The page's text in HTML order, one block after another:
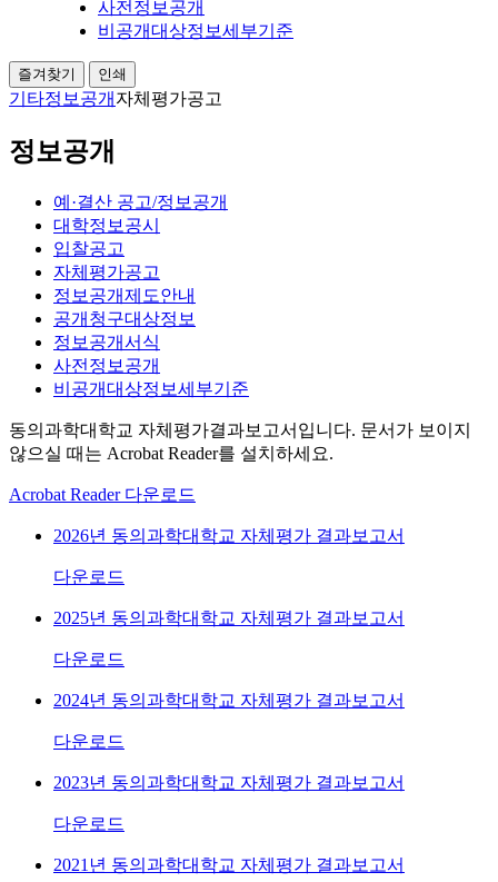
사전정보공개
비공개대상정보세부기준
즐겨찾기 인쇄
기타정보공개 자체평가공고
정보공개
예·결산 공고/정보공개
대학정보공시
입찰공고
자체평가공고
정보공개제도안내
공개청구대상정보
정보공개서식
사전정보공개
비공개대상정보세부기준
동의과학대학교 자체평가결과보고서입니다. 문서가 보이지
않으실 때는 Acrobat Reader를 설치하세요.
Acrobat Reader 다운로드
2026년 동의과학대학교 자체평가 결과보고서
다운로드
2025년 동의과학대학교 자체평가 결과보고서
다운로드
2024년 동의과학대학교 자체평가 결과보고서
다운로드
2023년 동의과학대학교 자체평가 결과보고서
다운로드
2021년 동의과학대학교 자체평가 결과보고서